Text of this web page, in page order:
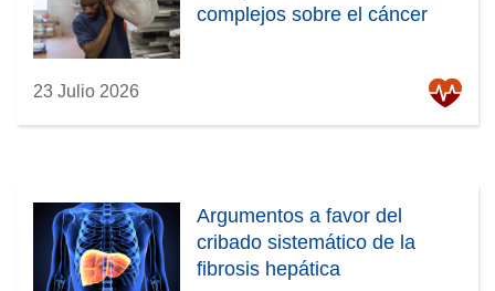
complejos sobre el cáncer
23 Julio 2026
Argumentos a favor del
cribado sistemático de la
fibrosis hepática